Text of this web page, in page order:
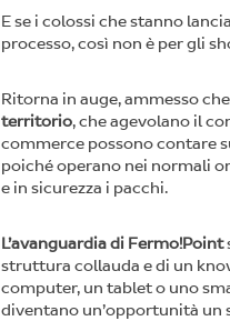
E se i colossi che stanno
processo, così non è per gli
Ritorna in auge, ammesso
territorio, che agevolano il
commerce possono contare
poiché operano nei normali
e in sicurezza i pacchi.
L’avanguardia di Fermo!Point
struttura collauda e di un
computer, un tablet o uno
diventano un’opportunità un